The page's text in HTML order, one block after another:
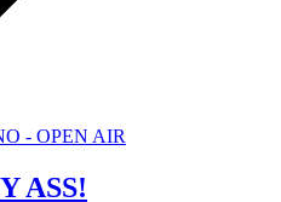
- OPEN AIR
ASS!